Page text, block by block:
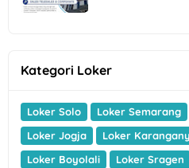
Kategori Loker
Loker Solo Loker Semarang
Loker Jogja
Loker
Loker Boyolali
Loker Sragen